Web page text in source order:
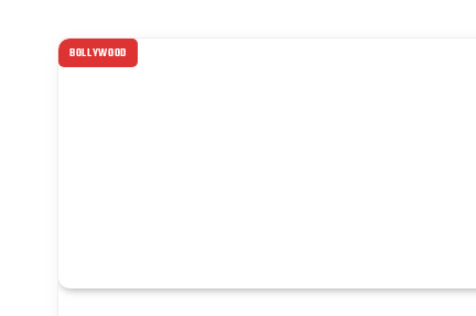
BOLLYWOOD